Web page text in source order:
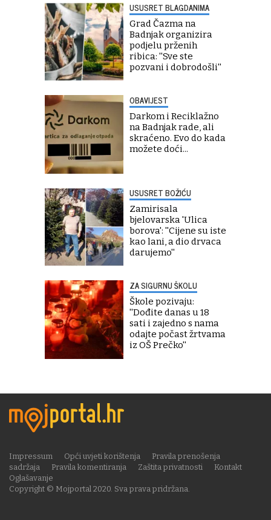
USUSRET BLAGDANIMA
Grad Čazma na
Badnjak organizira
podjelu prženih
ribica: ''Sve ste
pozvani i dobrodošli''
OBAVIJEST
Darkom i Reciklažno
na Badnjak rade, ali
skraćeno. Evo do kada
možete doći...
USUSRET BOŽIĆU
Zamirisala
bjelovarska 'Ulica
borova': ''Cijene su iste
kao lani, a dio drvaca
darujemo''
ZA SIGURNU ŠKOLU
Škole pozivaju:
''Dođite danas u 18
sati i zajedno s nama
odajte počast žrtvama
iz OŠ Prečko''
Copyright © Mojportal 2020. Sva prava pridržana.
Impressum Opći uvjeti korištenja
Pravila prenošenja
sadržaja
Pravila komentiranja Zaštita privatnosti
Kontakt
Oglašavanje